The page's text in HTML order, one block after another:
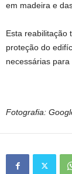
em madeira e
Esta reabilitação
proteção do
necessárias para
Fotografia: